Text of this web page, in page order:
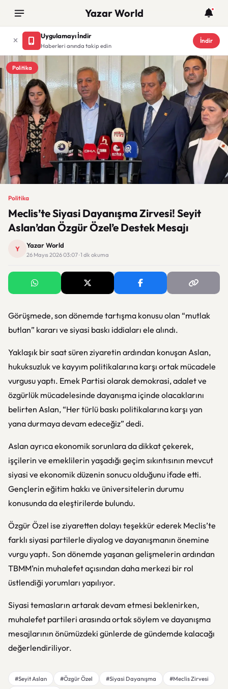
Yazar World
Uygulamayı İndir
Haberleri anında takip edin
İndir
Politika
Politika
Meclis’te Siyasi Dayanışma Zirvesi! Seyit
Aslan’dan Özgür Özel’e Destek Mesajı
Y Yazar World
26 Mayıs 2026 03:07 · 1 dk okuma
Görüşmede, son dönemde tartışma konusu olan “mutlak
butlan” kararı ve siyasi baskı iddiaları ele alındı.
Yaklaşık bir saat süren ziyaretin ardından konuşan Aslan,
hukuksuzluk ve kayyım politikalarına karşı ortak mücadele
vurgusu yaptı. Emek Partisi olarak demokrasi, adalet ve
özgürlük mücadelesinde dayanışma içinde olacaklarını
belirten Aslan, “Her türlü baskı politikalarına karşı yan
yana durmaya devam edeceğiz” dedi.
Aslan ayrıca ekonomik sorunlara da dikkat çekerek,
işçilerin ve emeklilerin yaşadığı geçim sıkıntısının mevcut
siyasi ve ekonomik düzenin sonucu olduğunu ifade etti.
Gençlerin eğitim hakkı ve üniversitelerin durumu
konusunda da eleştirilerde bulundu.
Özgür Özel ise ziyaretten dolayı teşekkür ederek Meclis’te
farklı siyasi partilerle diyalog ve dayanışmanın önemine
vurgu yaptı. Son dönemde yaşanan gelişmelerin ardından
TBMM’nin muhalefet açısından daha merkezi bir rol
üstlendiği yorumları yapılıyor.
Siyasi temasların artarak devam etmesi beklenirken,
muhalefet partileri arasında ortak söylem ve dayanışma
mesajlarının önümüzdeki günlerde de gündemde kalacağı
değerlendiriliyor.
#Seyit Aslan #Özgür Özel #Siyasi Dayanışma
#Meclis Zirvesi